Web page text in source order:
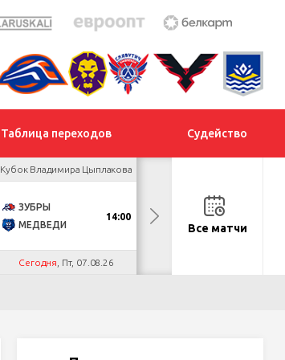
Таблица переходов Судейство
Кубок Владимира Цыплакова
ЗУБРЫ
МЕДВЕДИ
14:00
Сегодня , Пт, 07.08.26
ДНМ-ШИННИК
ТАЙФУНВсе матчи